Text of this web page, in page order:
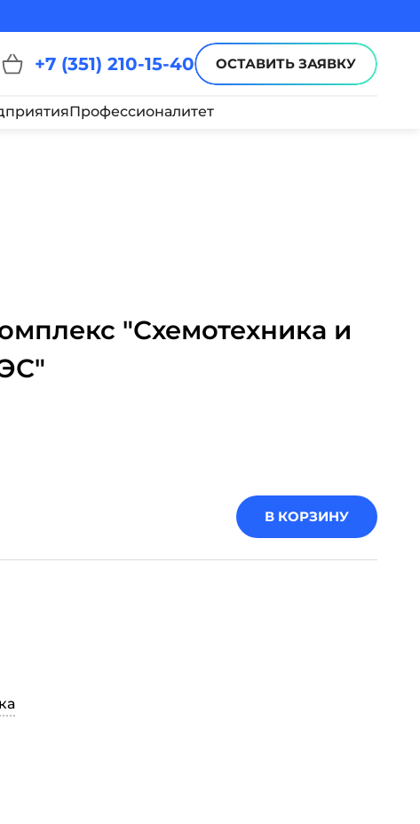
+7 (351) 210-15-40 ОСТАВИТЬ ЗАЯВКУ
Профессионалитет
"Схемотехника и
В КОРЗИНУ